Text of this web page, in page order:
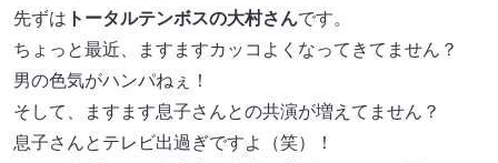
先ずは トータルテンボスの大村さんです。
ちょっと最近、ますますカッコよくなってきてません？
男の色気がハンパねぇ！
そして、ますます息子さんとの共演が増えてません？
息子さんとテレビ出過ぎですよ（笑）！